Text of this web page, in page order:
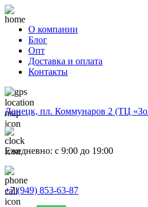
О компании
Блог
Опт
Доставка и оплата
Контакты
Донецк, пл. Коммунаров 2 (ТЦ
Ежедневно: с 9:00 до 19:00
+7 (949) 853-63-87